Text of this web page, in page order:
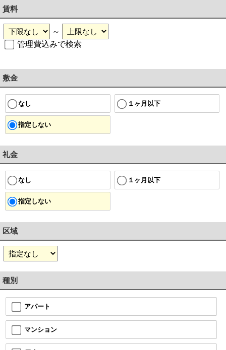
賃料
～
管理費込みで検索
敷金
なし １ヶ月以下
指定しない
礼金
なし １ヶ月以下
指定しない
区域
種別
アパート
マンション